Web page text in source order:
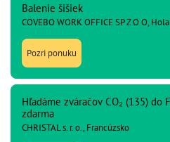
Balenie šišiek
COVEBO WORK OFFICE SP Z O O,
Pozri ponuku
Hľadáme zváračov CO₂ (135) do
zdarma
CHRISTAL s. r. o., Francúzsko